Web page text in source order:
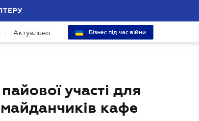
Актуально Бізнес під час війни
участі для
майданчиків кафе